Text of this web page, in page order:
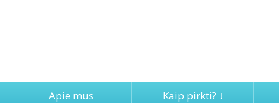
Apie mus Kaip pirkti? ↓